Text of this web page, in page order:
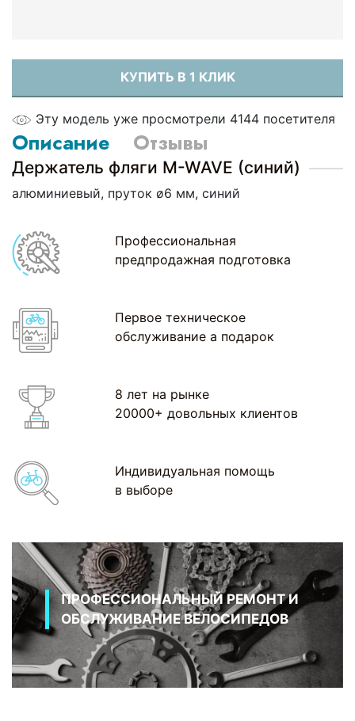
КУПИТЬ В 1 КЛИК
Эту модель уже просмотрели 4144 посетителя
Описание Отзывы
Держатель фляги M-WAVE (синий)
алюминиевый, пруток ø6 мм, синий
Профессиональная
предпродажная подготовка
Первое техническое
обслуживание а подарок
8 лет на рынке
20000+ довольных клиентов
Индивидуальная помощь
в выборе
ПРОФЕССИОНАЛЬНЫЙ РЕМОНТ И
ОБСЛУЖИВАНИЕ ВЕЛОСИПЕДОВ